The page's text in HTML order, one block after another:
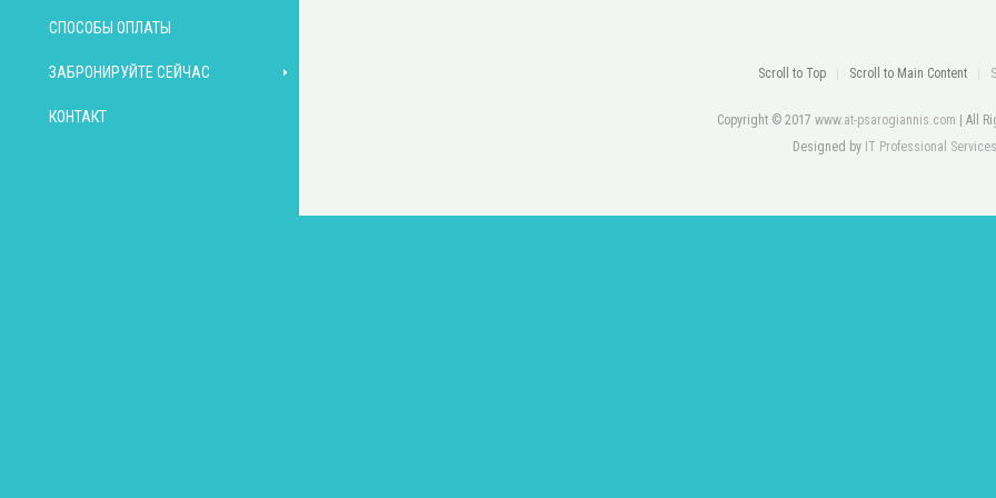
СПОСОБЫ ОПЛАТЫ
ЗАБРОНИРУЙТЕ СЕЙЧАС
КОНТАКТ
Scroll to Top Scroll to Main Content
Copyright © 2017www.at-psarogiannis.com | All
Designed by IT Professional Services